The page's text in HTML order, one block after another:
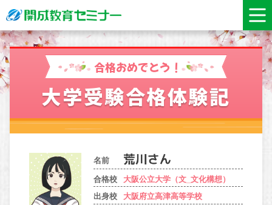
合格おめでとう！
大学受験合格体験記
名前
合格校
大阪公立大学（文_文化構想）
出身校
大阪府立高津高等学校